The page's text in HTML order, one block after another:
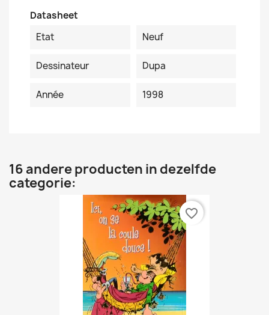
Datasheet
Etat
Neuf
Dessinateur Dupa
Année 1998
16 andere producten in dezelfde
categorie:
favorite_border